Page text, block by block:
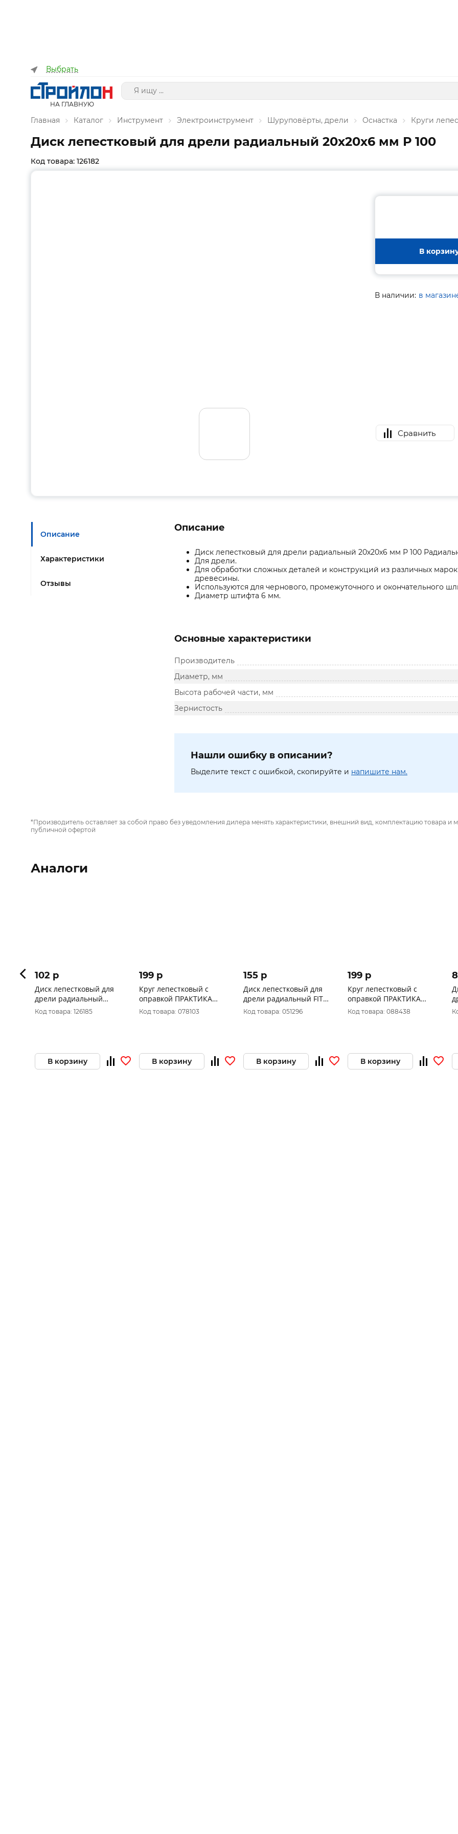
Выбрать
НА ГЛАВНУЮ
Главная Каталог Инструмент Электроинструмент Шуруповёрты, дрели Оснастка Круги
Диск лепестковый для дрели радиальный 20х20х6 мм Р 100
Код товара: 126182
В
В наличии: в
Сравнить
Описание
Характеристики
Отзывы
Описание
Диск лепестковый для дрели радиальный 20х20х6 мм Р 100
Для дрели.
Для обработки сложных деталей и конструкций из различных
древесины.
Используются для чернового, промежуточного и окончательного
Диаметр штифта 6 мм.
Основные характеристики
Производитель
Диаметр, мм
Высота рабочей части, мм
Зернистость
Нашли ошибку в описании?
Выделите текст с ошибкой, скопируйте и напишите нам.
*Производитель оставляет за собой право без уведомления дилера менять характеристики, внешний вид, комплектацию товара и
публичной офертой
Аналоги
102 p
Диск лепестковый для дрели
радиальный 40х20х6 мм Р 100
Код товара: 126185
В корзину
Круг лепестковый с оправкой
ПРАКТИКА 40х20мм, P 80,
хвостовик 6 мм, серия Профи
648-946
Код товара: 078103
В корзину
Диск лепестковый для дрели
радиальный FIT 60х20х6 мм Р
100 39565
Код товара: 051296
В корзину
Круг
ПРАКТИКА
хвостовик
Код товара:
В